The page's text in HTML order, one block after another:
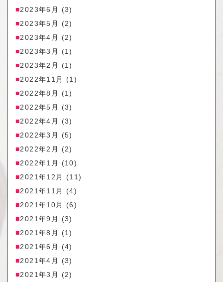
2023年6月
(3)
2023年5月
(2)
2023年4月
(2)
2023年3月
(1)
2023年2月
(1)
2022年11月
(1)
2022年8月
(1)
2022年5月
(3)
2022年4月
(3)
2022年3月
(5)
2022年2月
(2)
2022年1月
(10)
2021年12月
(11)
2021年11月
(4)
2021年10月
(6)
2021年9月
(3)
2021年8月
(1)
2021年6月
(4)
2021年4月
(3)
2021年3月
(2)